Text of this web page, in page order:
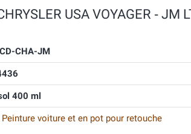
USA VOYAGER ‐ JM
CHA-JM
400 ml
Peinture voiture et en pot pour retouche